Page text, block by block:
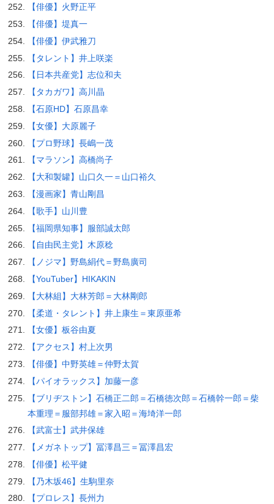
【俳優】火野正平
【俳優】堤真一
【俳優】伊武雅刀
【タレント】井上咲楽
【日本共産党】志位和夫
【タカガワ】高川晶
【石原HD】石原昌幸
【女優】大原麗子
【プロ野球】長嶋一茂
【マラソン】高橋尚子
【大和製罐】山口久一＝山口裕久
【漫画家】青山剛昌
【歌手】山川豊
【福岡県知事】服部誠太郎
【自由民主党】木原稔
【ノジマ】野島絹代＝野島廣司
【YouTuber】HIKAKIN
【大林組】大林芳郎＝大林剛郎
【柔道・タレント】井上康生＝東原亜希
【女優】板谷由夏
【アクセス】村上次男
【俳優】中野英雄＝仲野太賀
【パイオラックス】加藤一彦
【ブリヂストン】石橋正二郎＝石橋徳次郎＝石橋幹一郎＝柴
本重理＝服部邦雄＝家入昭＝海埼洋一郎
【武富士】武井保雄
【メガネトップ】冨澤昌三＝冨澤昌宏
【俳優】松平健
【乃木坂46】生駒里奈
【プロレス】長州力